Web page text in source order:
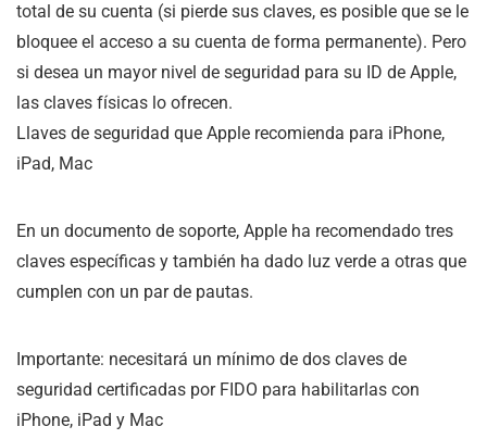
total de su cuenta (si pierde sus claves, es posible que se le
bloquee el acceso a su cuenta de forma permanente). Pero
si desea un mayor nivel de seguridad para su ID de Apple,
las claves físicas lo ofrecen.
Llaves de seguridad que Apple recomienda para iPhone,
iPad, Mac
En un documento de soporte, Apple ha recomendado tres
claves específicas y también ha dado luz verde a otras que
cumplen con un par de pautas.
Importante: necesitará un mínimo de dos claves de
seguridad certificadas por FIDO para habilitarlas con
iPhone, iPad y Mac